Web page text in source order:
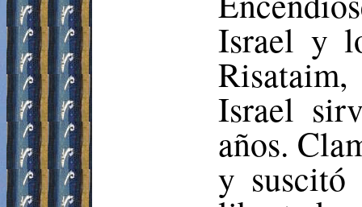
Israel y
Risataim,
Israel
años.
y